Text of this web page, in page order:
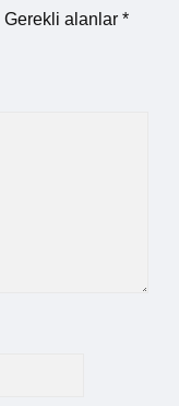
Gerekli alanlar *